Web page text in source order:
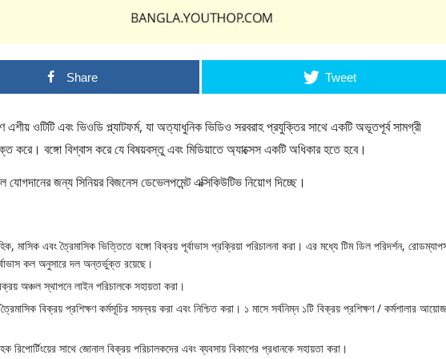
Share Tweet
এশীয় ওটিটি এবং ভিওডি প্ল্যাটফর্ম, যা অত্যাধুনিক ভিডিও সরবরাহ প্রযুক্তির সাথে একটি অভূতপূর্ব সামগ্রী
করে। বঙ্গো বিশ্বাস করে যে বিষয়বস্তু এবং মিডিয়াতে অ্যাক্সেস একটি অধিকার হতে হবে।
যোগদানের জন্য সিনিয়র বিজনেস ডেভেলপমেন্ট এক্সিকিউটিভ নিয়োগ দিচ্ছে।
মাসিক এবং ত্রৈমাসিক ভিত্তিতে বঙ্গো বিক্রয় পূর্বাভাস প্রক্রিয়া পরিচালনা করা। এর মধ্যে টিম ডিল পরিদর্শন,
কল অনুসারে দল অন্তর্ভুক্ত রয়েছে।
অঞ্চল স্থাপনে লাইন পরিচালকে সহায়তা করা।
বিক্রয় প্রশিক্ষণ কর্মসূচির সমন্বয় করা এবং নিশ্চিত করা। ১ মাসে সর্বনিম্ন ১টি বিক্রয় প্রশিক্ষণ / কর্মশালার
রিপোর্টিংয়ের সাথে জোনাল বিক্রয় পরিচালকদের এবং ব্যবসায় বিকাশের প্রধানকে সহায়তা করা।